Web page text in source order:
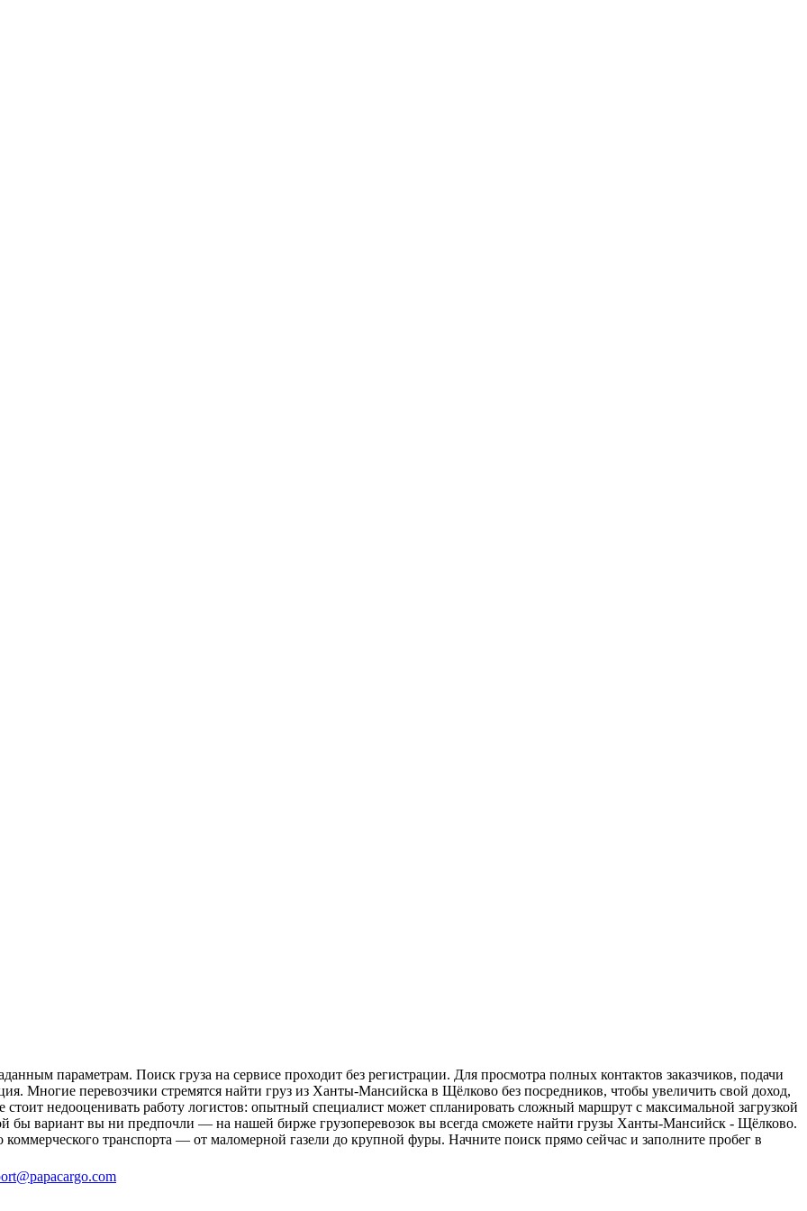
параметрам. Поиск груза на сервисе проходит без регистрации. Для просмотра полных контактов заказчиков, подачи
Многие перевозчики стремятся найти груз из Ханты-Мансийска в Щёлково без посредников, чтобы увеличить свой доход,
недооценивать работу логистов: опытный специалист может спланировать сложный маршрут с максимальной загрузкой
бы вариант вы ни предпочли — на нашей бирже грузоперевозок вы всегда сможете найти грузы Ханты-Мансийск - Щёлково.
транспорта — от маломерной газели до крупной фуры. Начните поиск прямо сейчас и заполните пробег в